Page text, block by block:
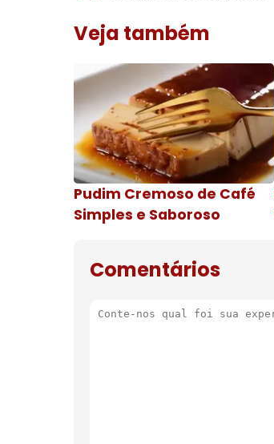
Veja também
Pudim Cremoso de Café
Simples e Saboroso
Comentários